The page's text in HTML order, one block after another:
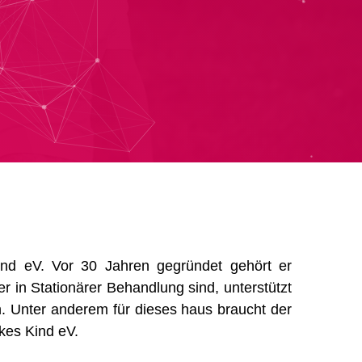
eV. Vor 30 Jahren gegründet gehört er
in Stationärer Behandlung sind, unterstützt
Unter anderem für dieses haus braucht der
Kind eV.